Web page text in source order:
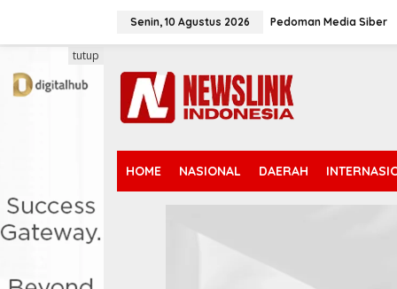
Senin, 10 Agustus 2026 Pedoman Media Siber
HOME NASIONAL DAERAH
tutup